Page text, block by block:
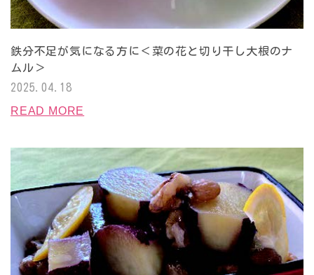
鉄分不足が気になる方に＜菜の花と切り干し大根のナ
ムル＞
2025.04.18
READ MORE